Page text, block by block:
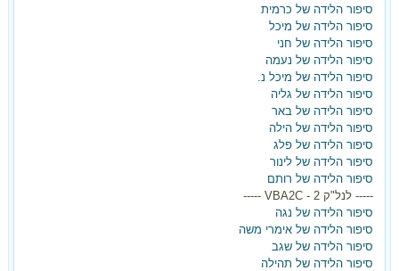
סיפור הלידה של כרמית
סיפור הלידה של מיכל
סיפור הלידה של חני
סיפור הלידה של נעמה
סיפור הלידה של מיכל נ.
סיפור הלידה של גליה
סיפור הלידה של באר
סיפור הלידה של הילה
סיפור הלידה של פלג
סיפור הלידה של לינור
סיפור הלידה של רותם
----- לנל"ק 2 - VBA2C -----
סיפור הלידה של נגה
סיפור הלידה של אימרי משה
סיפור הלידה של שגב
סיפור הלידה של תהילה
בלידה הקודמת ילדת בקיסרי
ועכשיו את רוצה אחרת?